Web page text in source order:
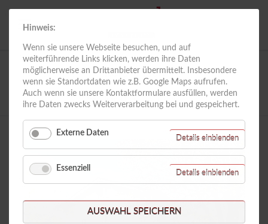
Hinweis:
Wenn sie unsere Webseite besuchen, und auf
weiterführende Links klicken, werden ihre Daten
möglicherweise an Drittanbieter übermittelt. Insbesondere
wenn sie Standortdaten wie z.B. Google Maps aufrufen.
Auch wenn sie unsere Kontaktformulare ausfüllen, werden
ihre Daten zwecks Weiterverarbeitung bei und gespeichert.
Externe Daten
Details einblendenfür
Externe
Daten
Essenziell
Details einblendenfür
AUSWAHL SPEICHERN
Referenzen